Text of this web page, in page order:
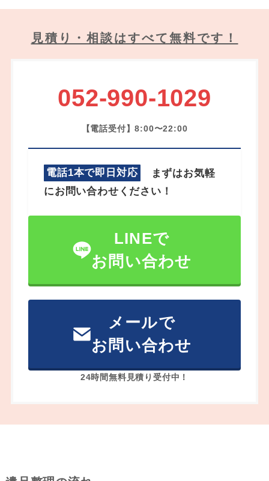
見積り・相談はすべて無料です！
052-990-1029
【電話受付】8:00〜22:00
電話1本で即日対応
まずはお気軽
にお問い合わせください！
LINEで
お問い合わせ
メールで
お問い合わせ
24時間無料見積り受付中！